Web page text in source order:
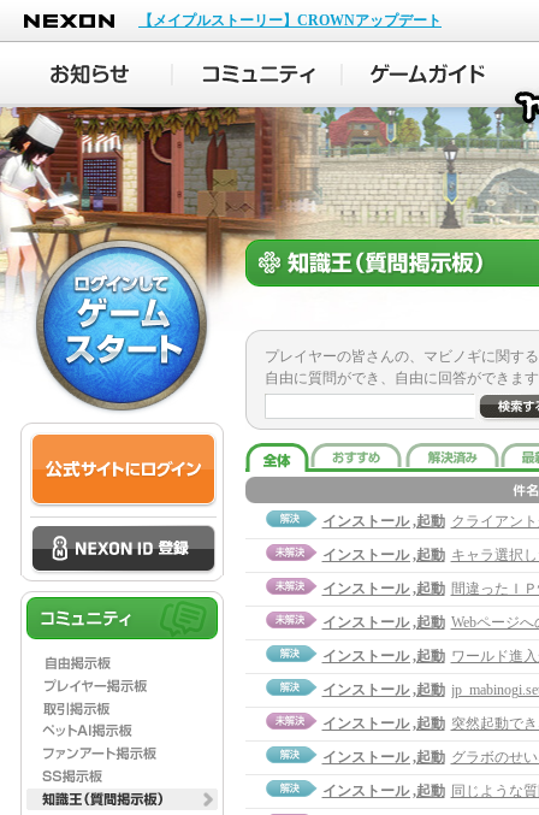
NEXON
【メイプルストーリー】CROWNアップデート
プレイヤーの皆さんの、マビノギに関す
自由に質問ができ、自由に回答ができま
インストール ,起動 クライアン
インストール ,起動 キャラ選択
インストール ,起動 間違ったＩ
インストール ,起動 Webページ
インストール ,起動 ワールド進
インストール ,起動
インストール ,起動 突然起動で
インストール ,起動 グラボのせ
インストール ,起動 同じような